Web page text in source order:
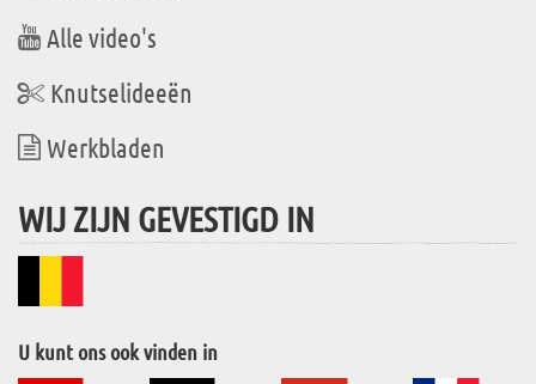
Alle video's
Knutselideeën
Werkbladen
WIJ ZIJN GEVESTIGD IN
U kunt ons ook vinden in